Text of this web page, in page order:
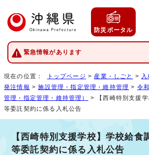
防災ポータル
緊急情報があります
現在の位置： トップページ > 産業・しごと >
発注情報 >施設管理・指定管理・維持管理 > 令
管理・指定管理・維持管理）
> 【西崎特別支援
等委託契約に係る入札公告
【西崎特別支援学校】学校給食
等委託契約に係る入札公告